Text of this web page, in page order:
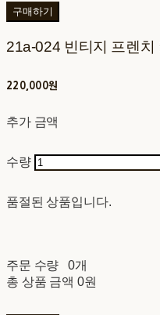
구매하기
21a-024 빈티지 프렌치
220,000원
추가 금액
수량
품절된 상품입니다.
주문 수량
0개
총 상품 금액 0원